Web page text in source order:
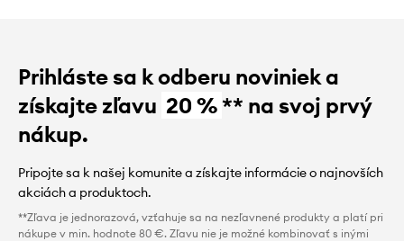
Prihláste sa k odberu noviniek a
získajte zľavu 20 %** na svoj prvý
nákup.
Pripojte sa k našej komunite a získajte informácie o najnovších
akciách a produktoch.
**Zľava je jednorazová, vzťahuje sa na nezľavnené produkty a platí pri
nákupe v min. hodnote 80 €. Zľavu nie je možné kombinovať s inými